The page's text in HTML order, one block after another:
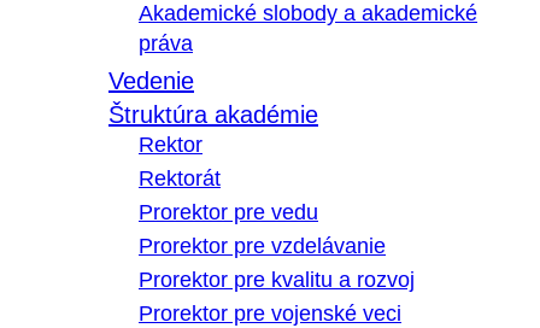
Akademické slobody a akademické
práva
Vedenie
Štruktúra akadémie
Rektor
Rektorát
Prorektor pre vedu
Prorektor pre vzdelávanie
Prorektor pre kvalitu a rozvoj
Prorektor pre vojenské veci